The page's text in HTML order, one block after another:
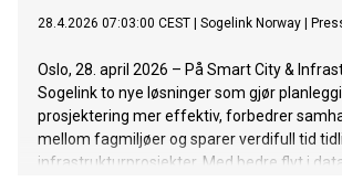
28.4.2026 07:03:00 CEST Sogelink Norway
Oslo, 28. april 2026 – På Smart City &
Sogelink to nye løsninger som gjør
prosjektering mer effektiv, forbedrer
mellom fagmiljøer og sparer verdifull tid
infrastrukturprosjekter. Med bedre flyt i